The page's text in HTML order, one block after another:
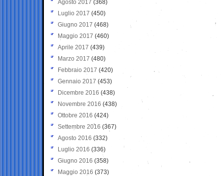
Agosto 2017 (368)
Luglio 2017 (450)
Giugno 2017 (468)
Maggio 2017 (460)
Aprile 2017 (439)
Marzo 2017 (480)
Febbraio 2017 (420)
Gennaio 2017 (453)
Dicembre 2016 (438)
Novembre 2016 (438)
Ottobre 2016 (424)
Settembre 2016 (367)
Agosto 2016 (332)
Luglio 2016 (336)
Giugno 2016 (358)
Maggio 2016 (373)